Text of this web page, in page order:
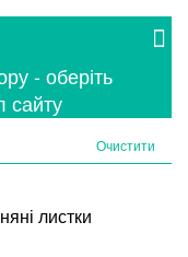
- оберіть
сайту
Очистити
листки